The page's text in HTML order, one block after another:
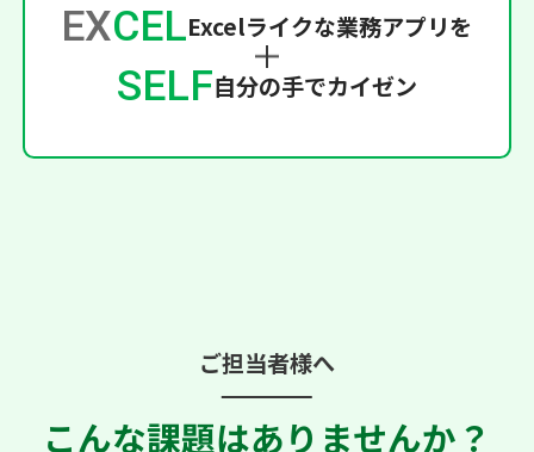
EXCELExcelライクな業務アプリを
SELF自分の手でカイゼン
ご担当者様へ
こんな課題はありませんか？